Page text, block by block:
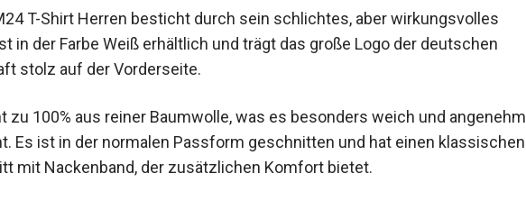
T-Shirt Herren besticht durch sein schlichtes, aber wirkungsvolles
in der Farbe Weiß erhältlich und trägt das große Logo der deutschen
stolz auf der Vorderseite.
zu 100% aus reiner Baumwolle, was es besonders weich und angenehm
Es ist in der normalen Passform geschnitten und hat einen klassischen
mit Nackenband, der zusätzlichen Komfort bietet.